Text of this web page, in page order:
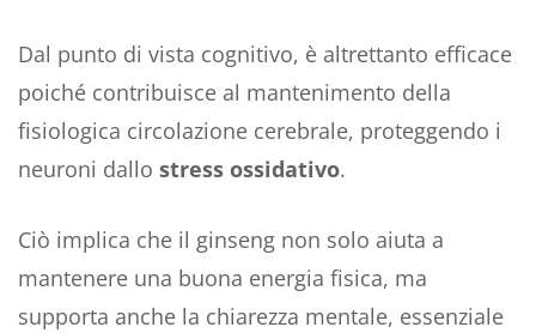
Dal punto di vista cognitivo, è altrettanto efficace
poiché contribuisce al mantenimento della
fisiologica circolazione cerebrale, proteggendo i
neuroni dallo stress ossidativo.
Ciò implica che il ginseng non solo aiuta a
mantenere una buona energia fisica, ma
supporta anche la chiarezza mentale, essenziale